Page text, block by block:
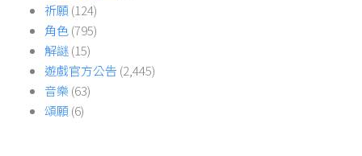
祈願(124)
角色(795)
解謎(15)
遊戲官方公告 (2,445)
音樂 (63)
頌願(6)